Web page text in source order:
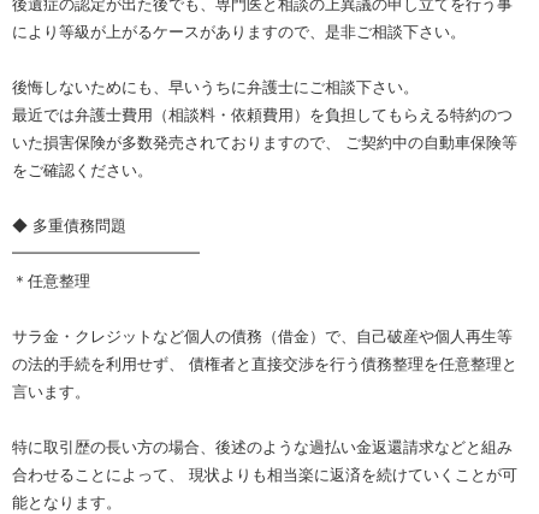
後遺症の認定が出た後でも、専門医と相談の上異議の申し立てを行う事
により等級が上がるケースがありますので、是非ご相談下さい。
後悔しないためにも、早いうちに弁護士にご相談下さい。
最近では弁護士費用（相談料・依頼費用）を負担してもらえる特約のつ
いた損害保険が多数発売されておりますので、 ご契約中の自動車保険等
をご確認ください。
◆ 多重債務問題
━━━━━━━━━━━━
＊任意整理
サラ金・クレジットなど個人の債務（借金）で、自己破産や個人再生等
の法的手続を利用せず、 債権者と直接交渉を行う債務整理を任意整理と
言います。
特に取引歴の長い方の場合、後述のような過払い金返還請求などと組み
合わせることによって、 現状よりも相当楽に返済を続けていくことが可
能となります。